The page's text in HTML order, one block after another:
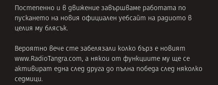
Постепенно и в движение завършваме работата по
пускането на новия официален уебсайт на радиото в
целия му блясък.
Вероятно вече сте забелязали колко бърз е новият
www.RadioTangra.com, а някои от функциите му ще се
активират една след друга до пълна победа след няколко
седмици.